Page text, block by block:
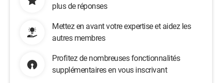
plus de réponses
Mettez en avant votre expertise et aidez les
autres membres
Profitez de nombreuses fonctionnalités
supplémentaires en vous inscrivant